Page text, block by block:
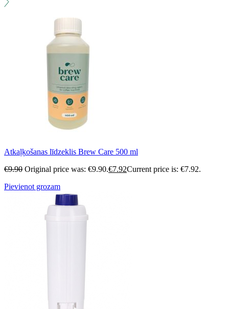
Atkaļķošanas līdzeklis Brew Care 500 ml
€9.90 Original price was: €9.90.€7.92Current price is: €7.92.
Pievienot grozam